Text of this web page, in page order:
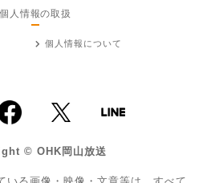
個人情報の取扱
個人情報について
© OHK岡山放送